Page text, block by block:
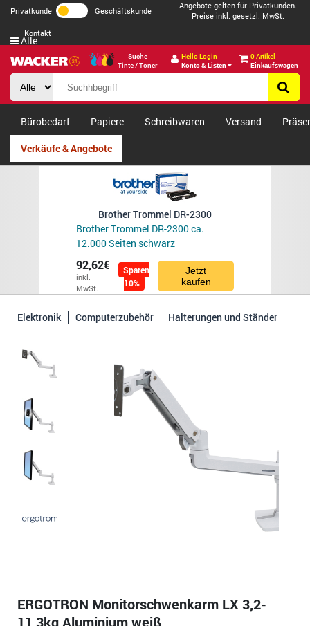
Privatkunde Geschäftskunde
Angebote gelten für Privatkunden.
Preise inkl. gesetzl. MwSt.
Kontakt
Suche
Tinte / Toner
Hello Login
Konto & Listen
0 Artikel
Einkaufswagen
Alle
Bürobedarf Papiere Schreibwaren Versand
Verkäufe & Angebote
Brother Trommel DR-2300
Brother Trommel DR-2300 ca.
12.000 Seiten schwarz
92,62€
inkl.
MwSt.
Sparen
10%
Jetzt
kaufen
Elektronik Computerzubehör Halterungen und Ständer
ERGOTRON Monitorschwenkarm LX 3,2-
11,3kg Aluminium weiß